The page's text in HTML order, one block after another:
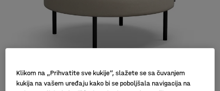
Klikom na „Prihvatite sve kukije“, slažete se sa čuvanjem
kukija na vašem uređaju kako bi se poboljšala navigacija na